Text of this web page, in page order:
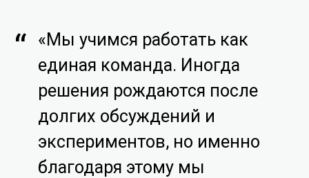
«Мы учимся работать как
единая команда. Иногда
решения рождаются после
долгих обсуждений и
экспериментов, но именно
благодаря этому мы